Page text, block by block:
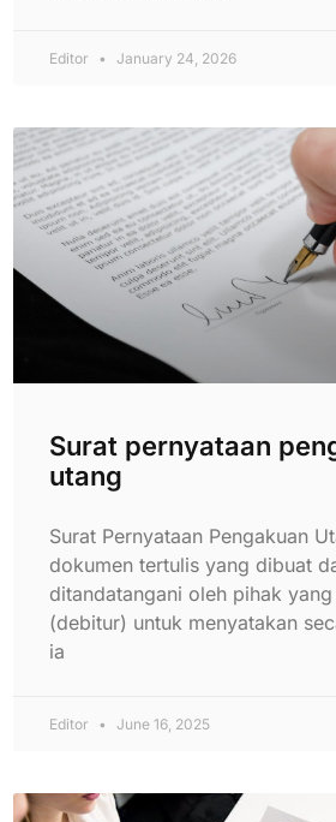
Editor January 24, 2026
Surat pernyataan
utang
Surat Pernyataan Pengakuan
dokumen tertulis yang dibuat
ditandatangani oleh pihak
(debitur) untuk menyatakan
ia
Editor June 16, 2025